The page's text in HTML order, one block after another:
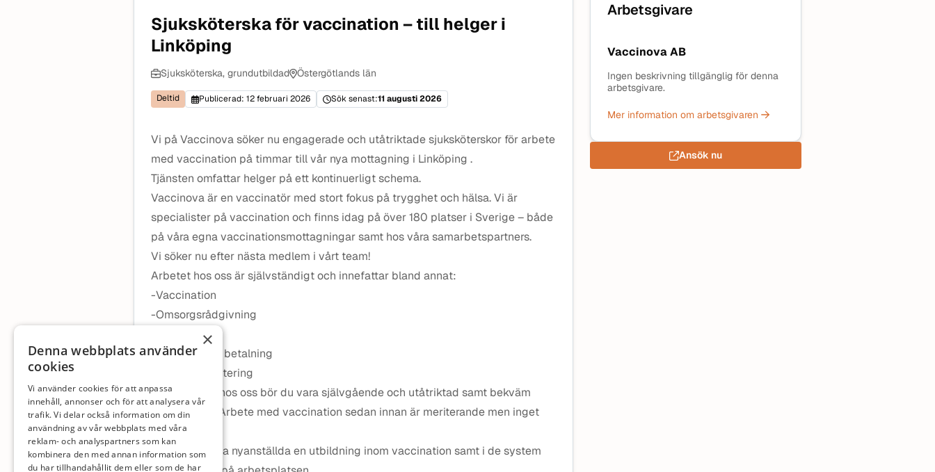
Sjuksköterska för vaccination – till helger i
Linköping
Sjuksköterska, grundutbildad Östergötlands län
Deltid Publicerad: 12 februari 2026 Sök senast:11 augusti 2026
Vi på Vaccinova söker nu engagerade och utåtriktade sjuksköterskor för arbete
med vaccination på timmar till vår nya mottagning i Linköping .
Tjänsten omfattar helger på ett kontinuerligt schema.
Vaccinova är en vaccinatör med stort fokus på trygghet och hälsa. Vi är
specialister på vaccination och finns idag på över 180 platser i Sverige – både
på våra egna vaccinationsmottagningar samt hos våra samarbetspartners.
Vi söker nu efter nästa medlem i vårt team!
Arbetet hos oss är självständigt och innefattar bland annat:
-Vaccination
-Omsorgsrådgivning
-Journalföring
-Hantering av betalning
-Enklare inventering
För att trivas hos oss bör du vara självgående och utåtriktad samt bekväm
med datorer. Arbete med vaccination sedan innan är meriterande men inget
krav.
Vi erbjuder alla nyanställda en utbildning inom vaccination samt i de system
Arbetsgivare
Vaccinova AB
Ingen beskrivning tillgänglig för denna
arbetsgivare.
Mer information om arbetsgivaren
Ansök nu
×
Denna webbplats använder
cookies
Vi använder cookies för att anpassa
innehåll, annonser och för att analysera vår
trafik. Vi delar också information om din
användning av vår webbplats med våra
reklam- och analyspartners som kan
kombinera den med annan information som
du har tillhandahållit dem eller som de har